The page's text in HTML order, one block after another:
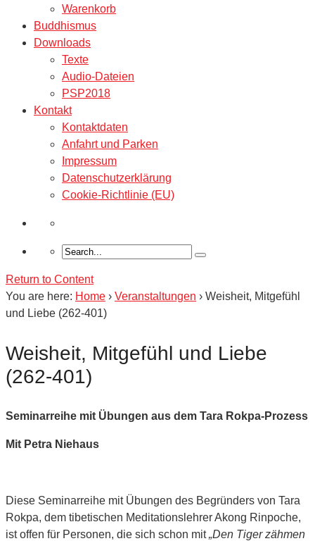
Warenkorb
Buddhismus
Downloads
Texte
Audio-Dateien
PSP2018
Kontakt
Kontaktdaten
Anfahrt und Parken
Impressum
Datenschutzerklärung
Cookie-Richtlinie (EU)
Return to Content
You are here: Home › Veranstaltungen › Weisheit, Mitgefühl
und Liebe (262-401)
Weisheit, Mitgefühl und Liebe
(262-401)
Seminarreihe mit Übungen aus dem Tara Rokpa-Prozess
Mit Petra Niehaus
Diese Seminarreihe mit Übungen des Begründers von Tara
Rokpa, dem tibetischen Meditationslehrer Akong Rinpoche,
ist offen für Personen, die sich schon mit„Den Tiger zähmen